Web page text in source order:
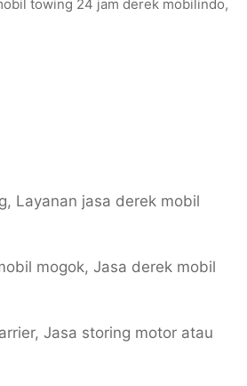
towing 24 jam derek mobilindo,
Layanan jasa derek mobil
mogok, Jasa derek mobil
Jasa storing motor atau